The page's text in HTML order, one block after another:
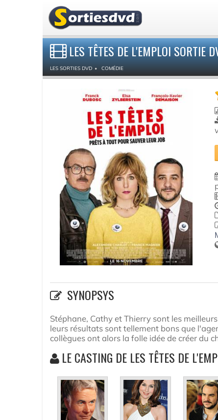
LES TÊTES DE L'EMPLOI SORTIE
LES SORTIES DVD COMÉDIE
SYNOPSYS
Stéphane, Cathy et Thierry sont les
leurs résultats sont tellement bons que
collègues ont alors la folle idée de créer du
LE CASTING DE LES TÊTES DE